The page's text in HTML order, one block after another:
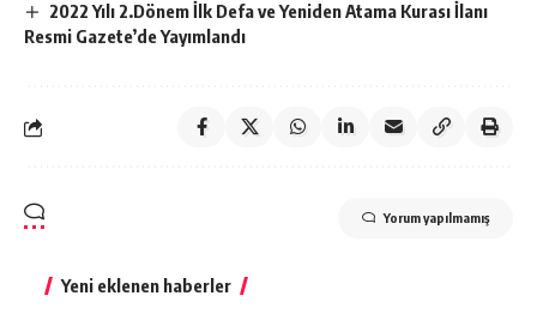
2022 Yılı 2.Dönem İlk Defa ve Yeniden Atama Kurası İlanı
Resmi Gazete’de Yayımlandı
Yorum yapılmamış
Yeni eklenen haberler